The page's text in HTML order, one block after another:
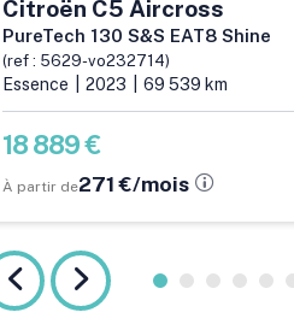
Citroën C5 Aircross
PureTech 130 S&S EAT8 Shine
(ref : 5629-vo232714)
Essence 2023 69 539 km
18 889 €
À partir de271 €/mois